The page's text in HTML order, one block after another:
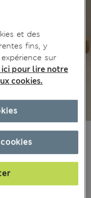
douanes
et des
fins, y
sur
ici pour lire notre
cookies.